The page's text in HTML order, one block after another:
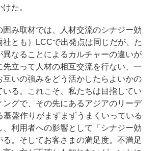
た。
み取材では、人材交流のシナジー効
社とも）LCCで出発点は同じだが、た
異なることによるカルチャーの違いが
先立って人材の相互交流を行ない、一
互いの強みをどう活かしたらよいかの
いる。これこそ、私たちは目指してい
ングで、その先にあるアジアのリーデ
基盤作りがまずまずうまくいっている
、利用者への影響として「シナジー効
。そしてお客さまの満足度。不満足